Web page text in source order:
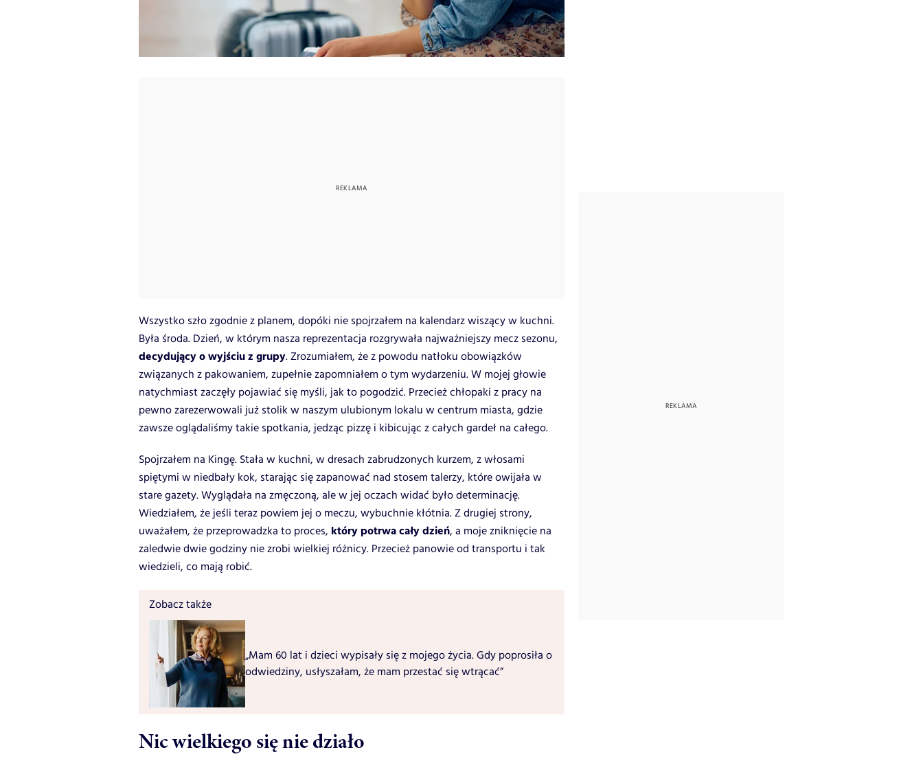
Wszystko szło zgodnie z planem, dopóki nie spojrzałem na kalendarz wiszący w kuchni.
Była środa. Dzień, w którym nasza reprezentacja rozgrywała najważniejszy mecz sezonu,
decydujący o wyjściu z grupy. Zrozumiałem, że z powodu natłoku obowiązków
związanych z pakowaniem, zupełnie zapomniałem o tym wydarzeniu. W mojej głowie
natychmiast zaczęły pojawiać się myśli, jak to pogodzić. Przecież chłopaki z pracy na
pewno zarezerwowali już stolik w naszym ulubionym lokalu w centrum miasta, gdzie
zawsze oglądaliśmy takie spotkania, jedząc pizzę i kibicując z całych gardeł na całego.
Spojrzałem na Kingę. Stała w kuchni, w dresach zabrudzonych kurzem, z włosami
spiętymi w niedbały kok, starając się zapanować nad stosem talerzy, które owijała w
stare gazety. Wyglądała na zmęczoną, ale w jej oczach widać było determinację.
Wiedziałem, że jeśli teraz powiem jej o meczu, wybuchnie kłótnia. Z drugiej strony,
uważałem, że przeprowadzka to proces, który potrwa cały dzień, a moje zniknięcie na
zaledwie dwie godziny nie zrobi wielkiej różnicy. Przecież panowie od transportu i tak
wiedzieli, co mają robić.
Zobacz także
„Mam 60 lat i dzieci wypisały się z mojego życia. Gdy poprosiła o
odwiedziny, usłyszałam, że mam przestać się wtrącać”
Nic wielkiego się nie działo